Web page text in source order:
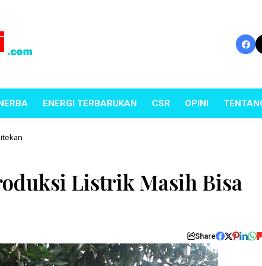
ENERGI TERBARUKAN CSR OPINI
Listrik Masih Bisa
Share